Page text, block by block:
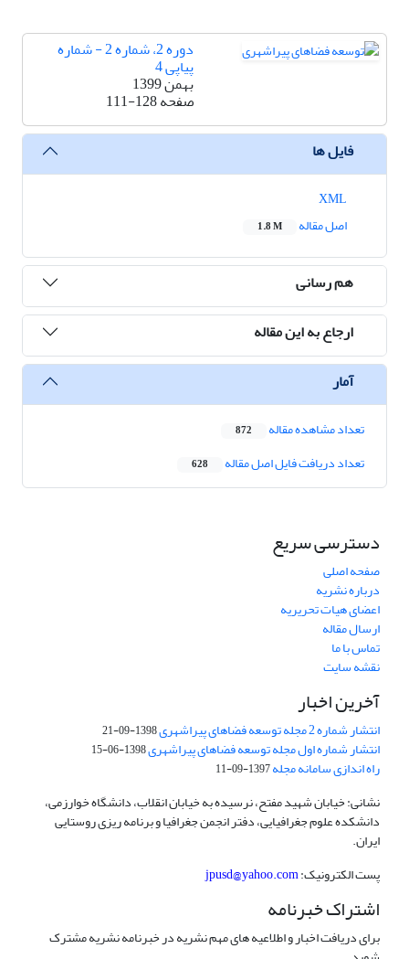
دوره 2، شماره 2 - شماره
پیاپی 4
بهمن 1399
صفحه111-128
فایل ها
اصل مقاله
1.8 M
هم رسانی
ارجاع به این مقاله
آمار
تعداد مشاهده مقاله 872
تعداد دریافت فایل اصل مقاله 628
دسترسی سریع
صفحه اصلی
درباره نشریه
اعضای هیات تحریریه
ارسال مقاله
تماس با ما
نقشه سایت
آخرین اخبار
انتشار شماره 2 مجله توسعه فضاهای پیراشهری 1398-09-21
انتشار شماره اول مجله توسعه فضاهای پیراشهری1398-06-15
راه اندازی سامانه مجله1397-09-11
نشانی: خیابان شهید مفتح، نرسیده به خیابان انقلاب، دانشگاه خوارزمی،
دانشکده علوم جغرافیایی، دفتر انجمن جغرافیا و برنامه ریزی روستایی
ایران.
پست الکترونیک:jpusd@yahoo.com
اشتراک خبرنامه
برای دریافت اخبار و اطلاعیه های مهم نشریه در خبرنامه نشریه مشترک